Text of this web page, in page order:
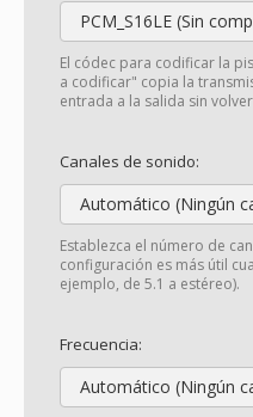
PCM_S16LE (Sin
El códec para codificar la
a codificar" copia la
entrada a la salida sin
Canales de sonido:
Automático (Ningún
Establezca el número de
configuración es más útil
ejemplo, de 5.1 a estéreo).
Frecuencia:
Automático (Ningún